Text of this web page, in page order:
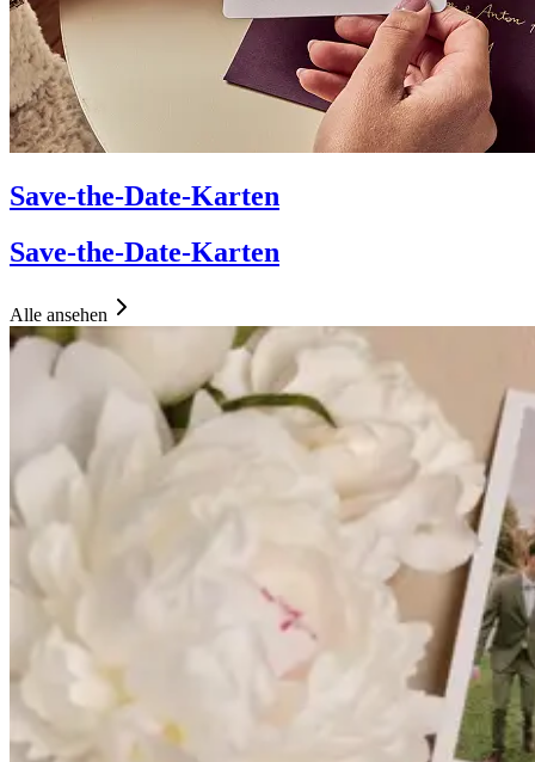
Save-the-Date-Karten
Save-the-Date-Karten
Alle ansehen